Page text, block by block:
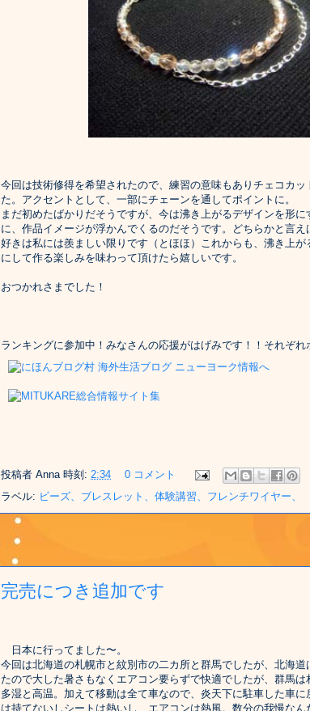
今回は技術修得を希望されたので、練習の意味もありチェコカッ
た。アクセントとして、一部にチェーンを通してポイントに。
まだ初めたばかりだそうですが、今は沸き上がるデザインを形
に、作品イメージが浮かんでくるのだそうです。どちらかと言
好きは私には羨ましい限りです（とほほ）これからも、沸き上
にして作る楽しみを味わって頂けたら嬉しいです。
おつかれさまでした！
ランキングに参加中！みなさんの応援がはげみです！！それぞれ
投稿者 Anna 時刻: 2:34
0 コメント
ラベル: ビーズ、ブレスレット、体験講習、フレンチワイヤー、
完売につき追加です
日本に行ってました〜。
今回は北海道の札幌市と紋別市の二カ所と群馬でしたが、北海道
たので大した暑さもなくエアコン要らずで快適でしたが、群馬は
多湿と高温。加えて移動は全て車なので、炎天下に駐車した車
は持てないしシートは熱いし、エアコンは熱風。数分の我慢なん